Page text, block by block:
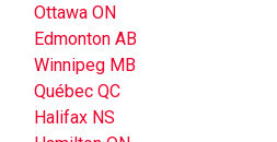
Ottawa ON
Edmonton AB
Winnipeg MB
Québec QC
Halifax NS